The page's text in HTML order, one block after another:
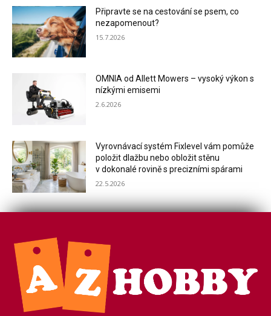
Připravte se na cestování se psem, co
nezapomenout?
15.7.2026
OMNIA od Allett Mowers – vysoký výkon s
nízkými emisemi
2.6.2026
Vyrovnávací systém Fixlevel vám pomůže
položit dlažbu nebo obložit stěnu
v dokonalé rovině s precizními spárami
22.5.2026